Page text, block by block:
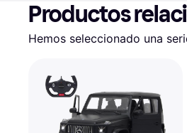
Productos
Hemos seleccionado una